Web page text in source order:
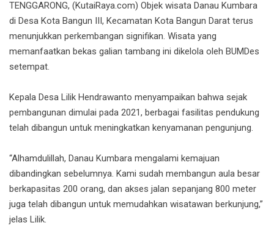
TENGGARONG, (KutaiRaya.com) Objek wisata Danau Kumbara
di Desa Kota Bangun III, Kecamatan Kota Bangun Darat terus
menunjukkan perkembangan signifikan. Wisata yang
memanfaatkan bekas galian tambang ini dikelola oleh BUMDes
setempat.
Kepala Desa Lilik Hendrawanto menyampaikan bahwa sejak
pembangunan dimulai pada 2021, berbagai fasilitas pendukung
telah dibangun untuk meningkatkan kenyamanan pengunjung.
“Alhamdulillah, Danau Kumbara mengalami kemajuan
dibandingkan sebelumnya. Kami sudah membangun aula besar
berkapasitas 200 orang, dan akses jalan sepanjang 800 meter
juga telah dibangun untuk memudahkan wisatawan berkunjung,”
jelas Lilik.